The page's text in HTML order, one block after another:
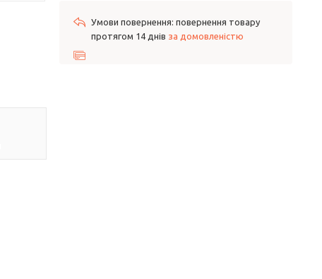
повернення товару
протягом 14 днів за домовленістю